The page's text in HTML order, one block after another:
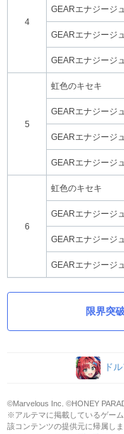
4
GEARエナジージ
GEARエナジージ
GEARエナジージ
5
虹色のキセキ
GEARエナジージ
GEARエナジージ
GEARエナジージ
6
虹色のキセキ
GEARエナジージ
GEARエナジージ
GEARエナジージ
限界突
ド
©Marvelous Inc. ©HONEY
※アルテマに掲載しているゲー
該コンテンツの提供元に帰属し